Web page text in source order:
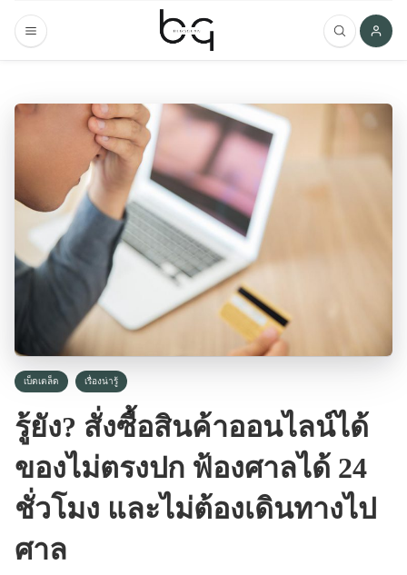
เบ็ดเตล็ด เรื่องน่ารู้
รู้ยัง? สั่งซื้อสินค้าออนไลน์ได้
ของไม่ตรงปก ฟ้องศาลได้ 24
ชั่วโมง และไม่ต้องเดินทางไป
ศาล